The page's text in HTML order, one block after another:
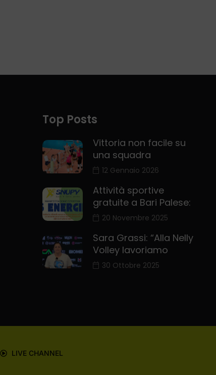
Top Posts
Vittoria non facile su
una squadra
12 Gennaio 2026
Attività sportive
gratuite a Bari Palese:
20 Novembre 2025
Sara Grassi: “Alla Nelly
Volley lavoriamo
30 Ottobre 2025
LIVE CHANNEL